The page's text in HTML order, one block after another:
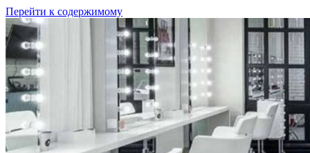
Перейти к содержимому